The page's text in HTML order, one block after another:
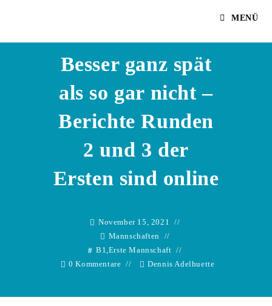
MENÜ
Besser ganz spät
als so gar nicht –
Berichte Runden
2 und 3 der
Ersten sind online
November 15, 2021
Mannschaften
B1,Erste Mannschaft
0 Kommentare
Dennis Adelhuette